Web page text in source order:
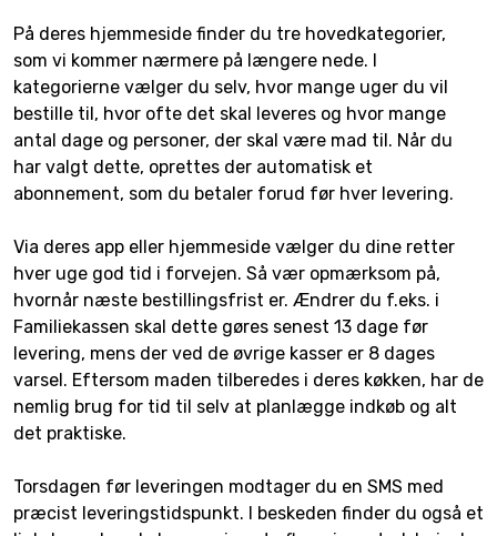
På deres hjemmeside finder du tre hovedkategorier,
som vi kommer nærmere på længere nede. I
kategorierne vælger du selv, hvor mange uger du vil
bestille til, hvor ofte det skal leveres og hvor mange
antal dage og personer, der skal være mad til. Når du
har valgt dette, oprettes der automatisk et
abonnement, som du betaler forud før hver levering.
Via deres app eller hjemmeside vælger du dine retter
hver uge god tid i forvejen. Så vær opmærksom på,
hvornår næste bestillingsfrist er. Ændrer du f.eks. i
Familiekassen skal dette gøres senest 13 dage før
levering, mens der ved de øvrige kasser er 8 dages
varsel. Eftersom maden tilberedes i deres køkken, har de
nemlig brug for tid til selv at planlægge indkøb og alt
det praktiske.
Torsdagen før leveringen modtager du en SMS med
præcist leveringstidspunkt. I beskeden finder du også et